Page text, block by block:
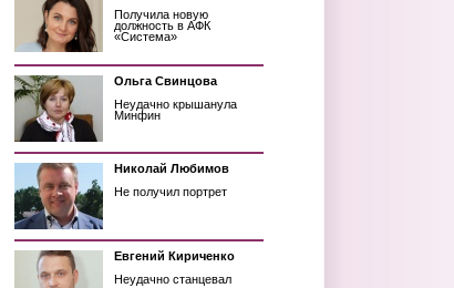
Получила новую
должность в АФК
«Система»
Ольга Свинцова
Неудачно крышанула
Минфин
Николай Любимов
Не получил портрет
Евгений Кириченко
Неудачно станцевал